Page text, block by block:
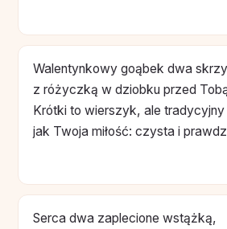
Walentynkowy goąbek dwa
z różyczką w dziobku przed Tobą
Krótki to wierszyk, ale
jak Twoja miłość: czysta i
Serca dwa zaplecione wstążką,